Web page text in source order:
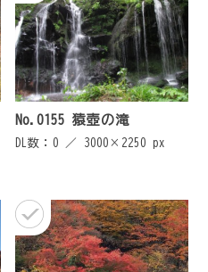
No.0155 猿壺の滝
DL数：0 ／ 3000×2250 px